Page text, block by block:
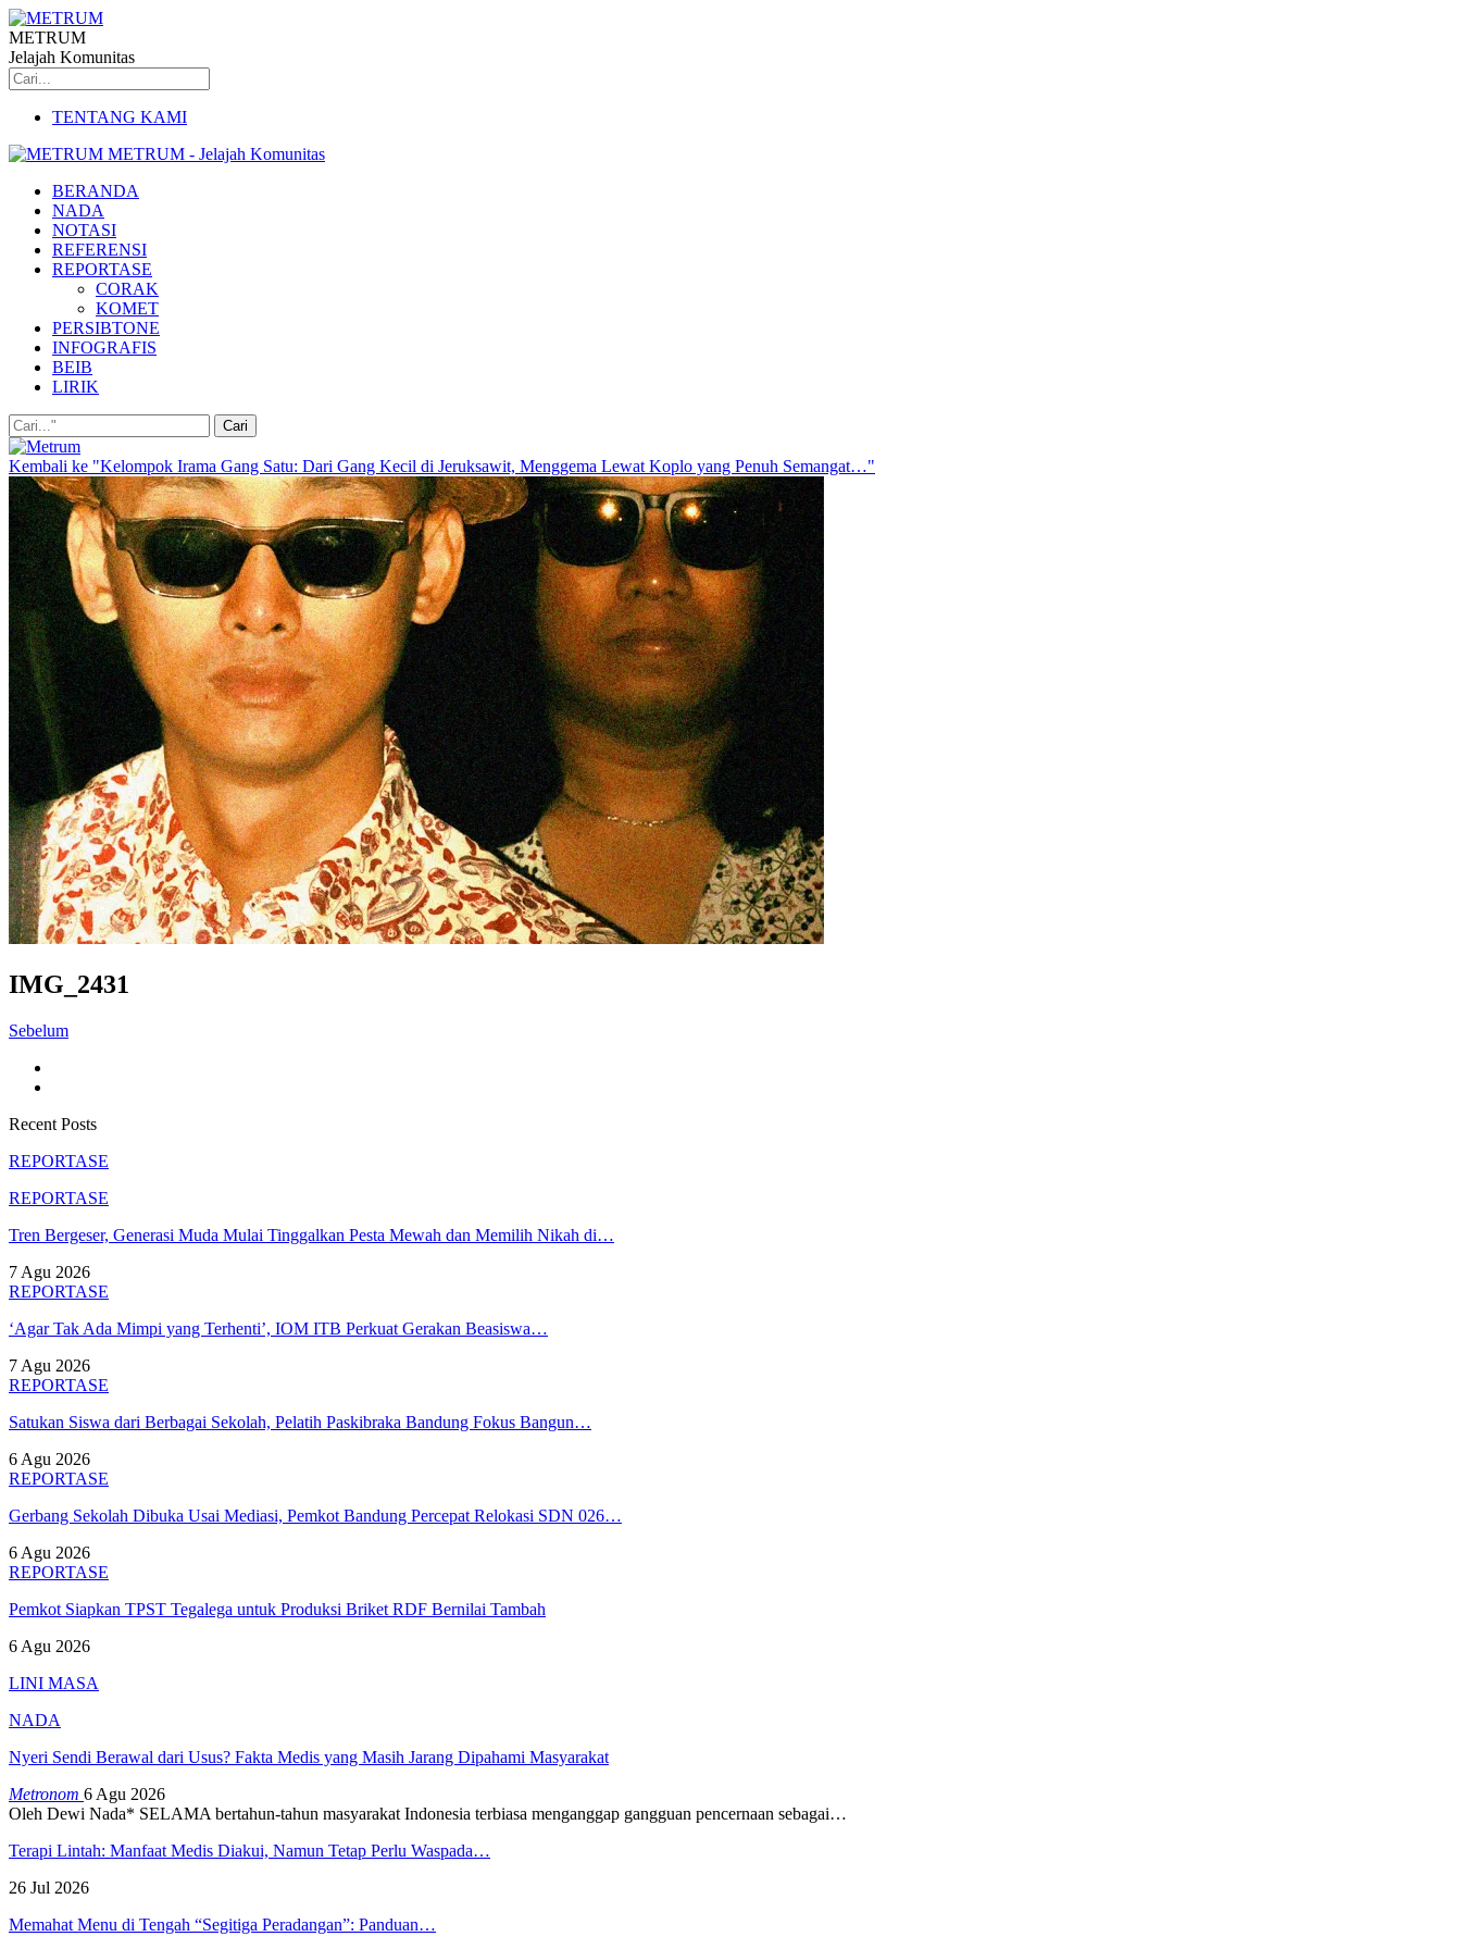
METRUM
Jelajah Komunitas
TENTANG KAMI
METRUM - Jelajah Komunitas
BERANDA
NADA
NOTASI
REFERENSI
REPORTASE
CORAK
KOMET
PERSIBTONE
INFOGRAFIS
BEIB
LIRIK
Kembali ke "Kelompok Irama Gang Satu: Dari Gang Kecil di Jeruksawit, Menggema Lewat Koplo yang Penuh Semangat…"
IMG_2431
Sebelum
Recent Posts
REPORTASE
REPORTASE
Tren Bergeser, Generasi Muda Mulai Tinggalkan Pesta Mewah dan Memilih Nikah di…
7 Agu 2026
REPORTASE
‘Agar Tak Ada Mimpi yang Terhenti’, IOM ITB Perkuat Gerakan Beasiswa…
7 Agu 2026
REPORTASE
Satukan Siswa dari Berbagai Sekolah, Pelatih Paskibraka Bandung Fokus Bangun…
6 Agu 2026
REPORTASE
Gerbang Sekolah Dibuka Usai Mediasi, Pemkot Bandung Percepat Relokasi SDN 026…
6 Agu 2026
REPORTASE
Pemkot Siapkan TPST Tegalega untuk Produksi Briket RDF Bernilai Tambah
6 Agu 2026
LINI MASA
NADA
Nyeri Sendi Berawal dari Usus? Fakta Medis yang Masih Jarang Dipahami Masyarakat
Metronom 6 Agu 2026
Oleh Dewi Nada* SELAMA bertahun-tahun masyarakat Indonesia terbiasa menganggap gangguan pencernaan sebagai…
Terapi Lintah: Manfaat Medis Diakui, Namun Tetap Perlu Waspada…
26 Jul 2026
Memahat Menu di Tengah “Segitiga Peradangan”: Panduan…